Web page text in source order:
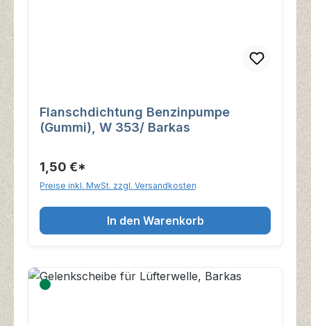
Flanschdichtung Benzinpumpe
(Gummi), W 353/ Barkas
1,50 €*
Preise inkl. MwSt. zzgl. Versandkosten
In den Warenkorb